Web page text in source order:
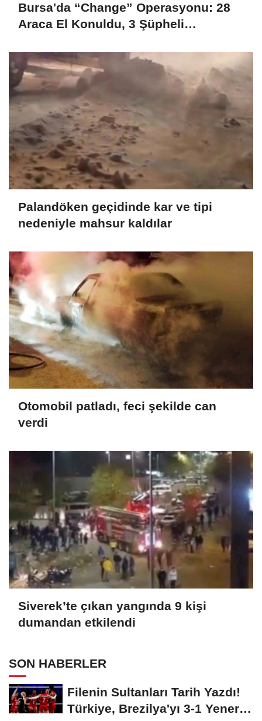
Bursa'da “Change” Operasyonu: 28
Araca El Konuldu, 3 Şüpheli
Palandöken geçidinde kar ve tipi
nedeniyle mahsur kaldılar
Otomobil patladı, feci şekilde can
verdi
Siverek’te çıkan yangında 9 kişi
dumandan etkilendi
SON HABERLER
Filenin Sultanları Tarih Yazdı!
Türkiye, Brezilya'yı 3-1 Yenerek